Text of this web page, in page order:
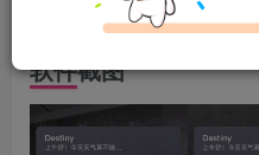
告及去视频水印的Xposed插件.
软件截图